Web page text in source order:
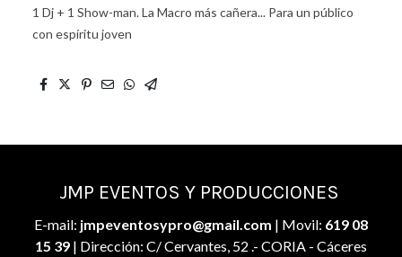
1 Dj + 1 Show-man. La Macro más cañera... Para un público
con espíritu joven
JMP EVENTOS Y PRODUCCIONES
E-mail: jmpeventosypro@gmail.com | Movil: 619 08
15 39 | Dirección: C/ Cervantes, 52 .- CORIA - Cáceres